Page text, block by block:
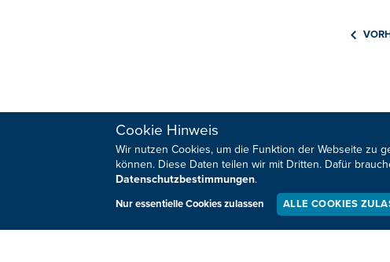
HOME
NATIONAL
SPORT
KULTUR
Cookie Hinweis
Wir nutzen Cookies, um die Funktion der Webseite zu
können. Diese Daten teilen wir mit Dritten. Dafür
Datenschutzbestimmungen.
Nur essentielle Cookies zulassen ALLE COOKIES